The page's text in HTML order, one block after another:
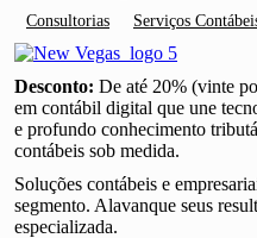
Consultorias Serviços
Desconto: De até 20% (vinte
em contábil digital que une
e profundo conhecimento
contábeis sob medida.
Soluções contábeis e
segmento. Alavanque seus
especializada.